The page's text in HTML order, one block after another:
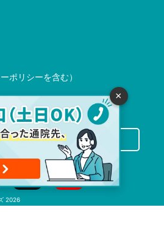
ポリシーを含む）
本方針
掲載希望の先生方へ
2026
×